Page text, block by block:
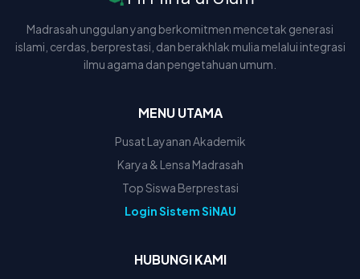
Madrasah unggulan yang berkomitmen mencetak generasi
islami, cerdas, berprestasi, dan berakhlak mulia melalui integrasi
ilmu agama dan pengetahuan umum.
MENU UTAMA
Pusat Layanan Akademik
Karya & Lensa Madrasah
Top Siswa Berprestasi
Login Sistem SiNAU
HUBUNGI KAMI